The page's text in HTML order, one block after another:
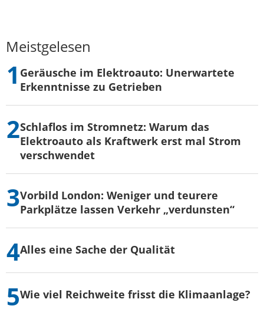
Meistgelesen
Geräusche im Elektroauto: Unerwartete
Erkenntnisse zu Getrieben
Schlaflos im Stromnetz: Warum das
Elektroauto als Kraftwerk erst mal Strom
verschwendet
Vorbild London: Weniger und teurere
Parkplätze lassen Verkehr „verdunsten“
Alles eine Sache der Qualität
Wie viel Reichweite frisst die Klimaanlage?